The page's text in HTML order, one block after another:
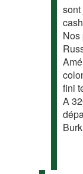
Nos
fini
A